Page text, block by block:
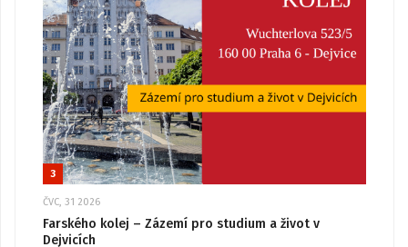
3
ČVC, 31 2026
Farského kolej – Zázemí pro studium a život v
Dejvicích